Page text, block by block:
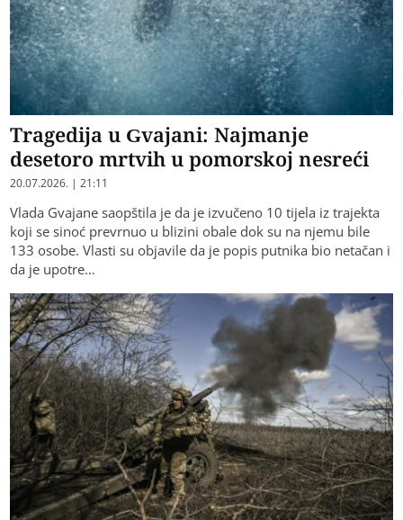
Tragedija u Gvajani: Najmanje
desetoro mrtvih u pomorskoj nesreći
20.07.2026. | 21:11
Vlada Gvajane saopštila je da je izvučeno 10 tijela iz trajekta
koji se sinoć prevrnuo u blizini obale dok su na njemu bile
133 osobe. Vlasti su objavile da je popis putnika bio netačan i
da je upotre…